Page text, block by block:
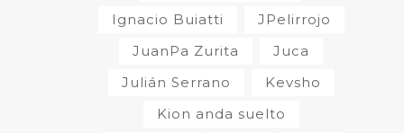
Ignacio Buiatti
JPelirrojo
JuanPa Zurita
Juca
Julián Serrano
Kevsho
Kion anda suelto